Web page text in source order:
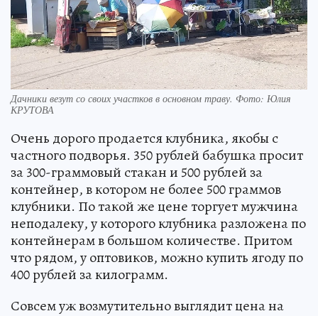
Дачники везут со своих участков в основном траву. Фото: Юлия
КРУТОВА
Очень дорого продается клубника, якобы с
частного подворья. 350 рублей бабушка просит
за 300-граммовый стакан и 500 рублей за
контейнер, в котором не более 500 граммов
клубники. По такой же цене торгует мужчина
неподалеку, у которого клубника разложена по
контейнерам в большом количестве. Притом
что рядом, у оптовиков, можно купить ягоду по
400 рублей за килограмм.
Совсем уж возмутительно выглядит цена на